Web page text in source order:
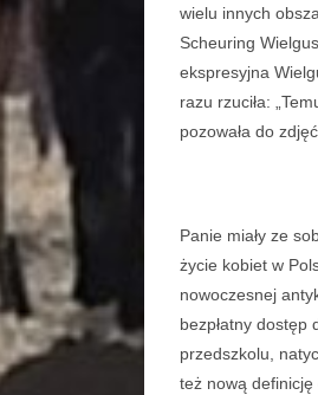
wielu innych
Scheuring
ekspresyjna
razu rzuciła:
pozowała do
Panie miały ze
życie kobiet w
nowoczesnej
bezpłatny dostęp
przedszkolu,
też nową definicję